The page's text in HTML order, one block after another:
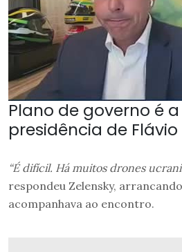
Plano de governo é
presidência de
“É difícil. Há muitos drones
respondeu Zelensky,
acompanhava ao encontro.